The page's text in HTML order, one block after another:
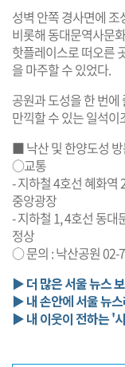
성벽 안쪽 경사면에
비롯해 동대문역사문
핫플레이스로 떠오른
을 마주할 수 있었다.
공원과 도성을 한 번
만끽할 수 있는 일석
■ 낙산 및 한양도성 방
○교통
- 지하철 4호선 혜화
중앙광장
- 지하철 1, 4호선 동
정상
○ 문의 : 낙산공원 02-
▶ 더 많은 서울 뉴스
▶ 내 손안에 서울 뉴
▶ 내 이웃이 전하는 '